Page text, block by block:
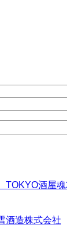
TOKYO酒屋
酒造株式会社